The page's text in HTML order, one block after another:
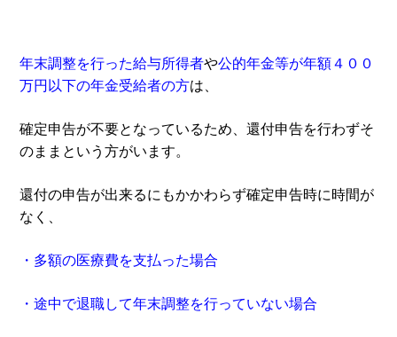
年末調整を行った給与所得者や公的年金等が年額４００
万円以下の年金受給者の方は、
確定申告が不要となっているため、還付申告を行わずそ
のままという方がいます。
還付の申告が出来るにもかかわらず確定申告時に時間が
なく、
・多額の医療費を支払った場合
・途中で退職して年末調整を行っていない場合